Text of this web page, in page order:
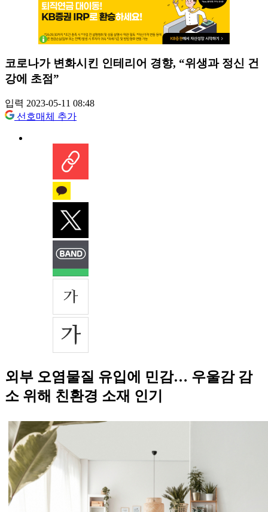
코로나가 변화시킨 인테리어 경향, “위생과 정신 건
강에 초점”
입력 2023-05-11 08:48
선호매체 추가
외부 오염물질 유입에 민감… 우울감 감
소 위해 친환경 소재 인기